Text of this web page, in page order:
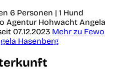
6 Personen | 1 Hund
Agentur Hohwacht Angela
07.12.2023 Mehr zu Fewo
Hasenberg